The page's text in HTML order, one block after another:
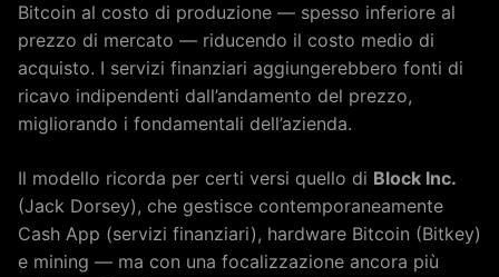
Bitcoin al costo di produzione — spesso inferiore al
prezzo di mercato — riducendo il costo medio di
acquisto. I servizi finanziari aggiungerebbero fonti di
ricavo indipendenti dall’andamento del prezzo,
migliorando i fondamentali dell’azienda.
Il modello ricorda per certi versi quello di Block Inc.
(Jack Dorsey), che gestisce contemporaneamente
Cash App (servizi finanziari), hardware Bitcoin (Bitkey)
e mining — ma con una focalizzazione ancora più